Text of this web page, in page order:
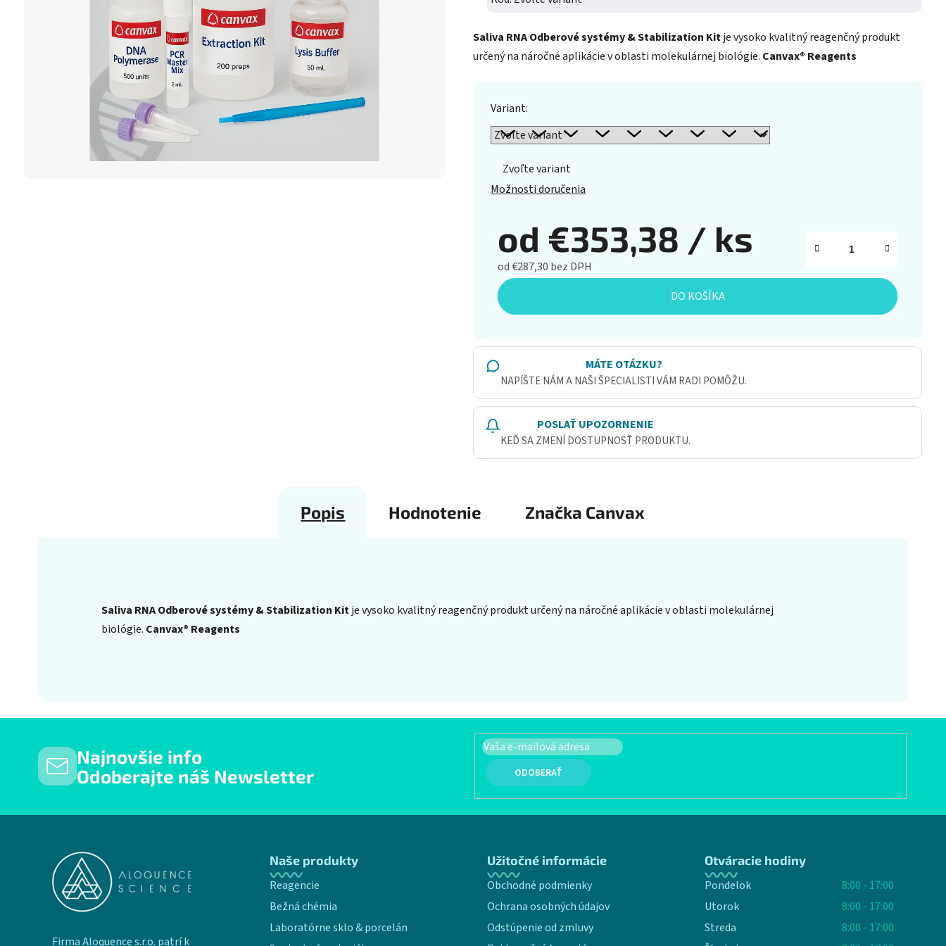
Saliva RNA Odberové systémy & Stabilization Kitje vysoko kvalitný reagenčný produkt
určený na náročné aplikácie v oblasti molekulárnej biológie. Canvax® Reagents
Variant:
Zvoľte variant
Možnosti doručenia
od €353,38 / ks
od€287,30 bez DPH
Jednotková cena:
DO KOŠÍKA
MÁTE OTÁZKU?
NAPÍŠTE NÁM A NAŠI ŠPECIALISTI VÁM RADI POMÔŽU.
POSLAŤ UPOZORNENIE
KEĎ SA ZMENÍ DOSTUPNOSŤ PRODUKTU.
Popis Hodnotenie Značka Canvax
Saliva RNA Odberové systémy & Stabilization Kitje vysoko kvalitný reagenčný produkt určený na náročné aplikácie v oblasti molekulárnej
biológie. Canvax® Reagents
Najnovšie info
Odoberajte náš Newsletter
PRIHLÁSIŤ SA
Firma Aloquence s.r.o. patrí k
Naše produkty
Reagencie
Bežná chémia
Laboratórne sklo & porcelán
Užitočné informácie
Obchodné podmienky
Ochrana osobných údajov
Odstúpenie od zmluvy
Otváracie hodiny
Pondelok
8:00 - 17:00
Utorok
8:00 - 17:00
Streda
8:00 - 17:00